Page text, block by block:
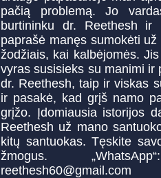
pačią problemą. Jo
burtininku dr. Reethesh ir
paprašė manęs sumokėti
žodžiais, kai kalbėjomės.
vyras susisieks su manimi ir
dr. Reethesh, taip ir viskas
ir pasakė, kad grįš namo
grįžo. Įdomiausia istorijos
Reethesh už mano
kitų santuokas. Tęskite
žmogus.
reethesh60@gmail.com